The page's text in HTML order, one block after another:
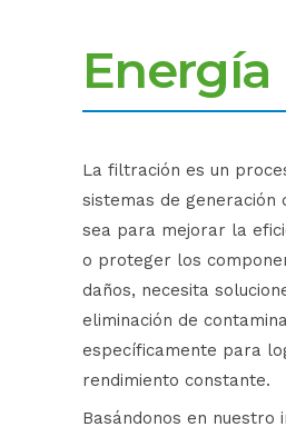
Energía
La filtración es un
sistemas de generación
sea para mejorar la
o proteger los
daños, necesita
eliminación de
específicamente para
rendimiento constante.
Basándonos en nuestro